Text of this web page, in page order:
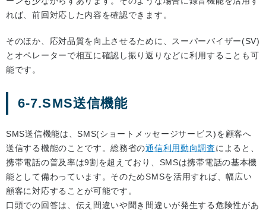
れば、前回対応した内容を確認できます。
そのほか、応対品質を向上させるために、スーパーバイザー(SV)
とオペレーターで相互に確認し振り返りなどに利用することも可
能です。
6-7.SMS送信機能
SMS送信機能は、SMS(ショートメッセージサービス)を顧客へ
送信する機能のことです。総務省の通信利用動向調査によると、
携帯電話の普及率は9割を超えており、SMSは携帯電話の基本機
能として備わっています。そのためSMSを活用すれば、幅広い
顧客に対応することが可能です。
口頭での回答は、伝え間違いや聞き間違いが発生する危険性があ